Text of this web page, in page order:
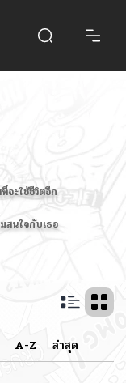
จะใช้ชีวิตอีก
สนใจกับเธอ
A-Z ล่าสุด